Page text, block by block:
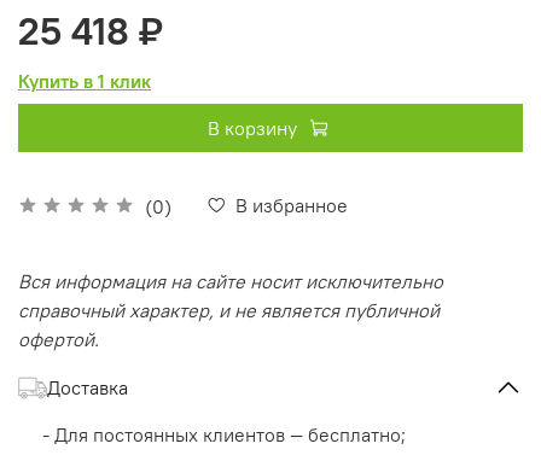
(0) В избранное
25 418 ₽
Купить в 1 клик
В корзину
Вся информация на сайте носит исключительно
справочный характер, и не является публичной
офертой.
Доставка
- Для постоянных клиентов — бесплатно;